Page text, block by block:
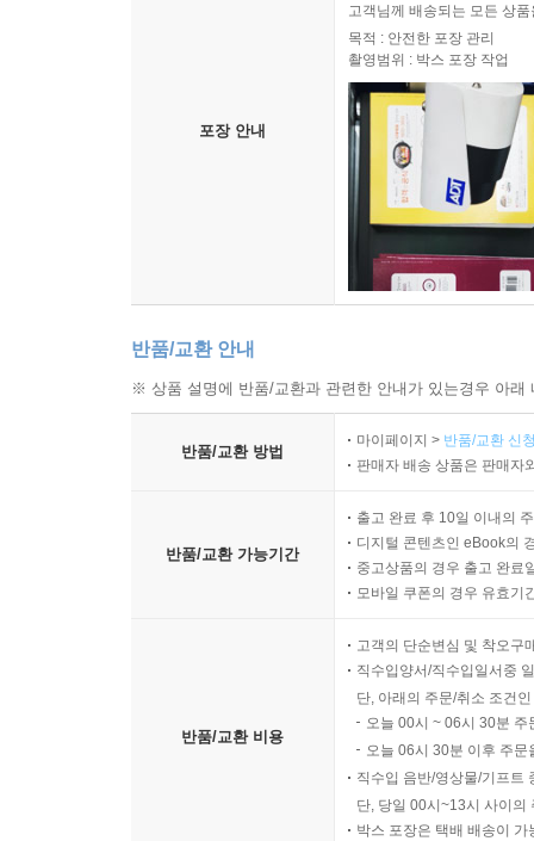
포장 안내
고객님께 배송되는 모든 상
목적 : 안전한 포장 관리
촬영범위 : 박스 포장 작업
반품/교환 안내
※ 상품 설명에 반품/교환과 관련한 안내가 있는경우 아
반품/교환 방법
마이페이지 > 반품/교환 신
판매자 배송 상품은 판매자
반품/교환 가능기간
출고 완료 후 10일 이내의
디지털 콘텐츠인 eBook의
중고상품의 경우 출고 완료
모바일 쿠폰의 경우 유효기
반품/교환 비용
고객의 단순변심 및 착오구
직수입양서/직수입일서중
단, 아래의 주문/취소 조건
오늘 00시 ~ 06시 30분
오늘 06시 30분 이후 주
직수입 음반/영상물/기프트
단, 당일 00시~13시 사이의
박스 포장은 택배 배송이